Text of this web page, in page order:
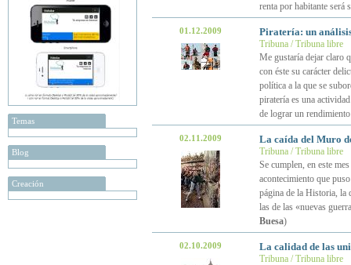
Temas
Blog
Creación
renta por habitante
01.12.2009 Piratería: un
Tribuna / Tribuna libre
Me gustaría dejar claro
con éste su carácter
política a la que se
piratería es una
de lograr un
02.11.2009 La caída del Muro
Tribuna / Tribuna libre
Se cumplen, en este
acontecimiento que
página de la Historia, la
las de las «nuevas
Buesa)
02.10.2009 La calidad de las
Tribuna / Tribuna libre